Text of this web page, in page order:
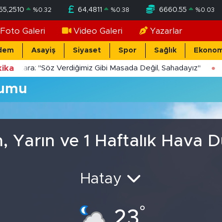
%0.32 64,4811 %0.38 6660.55 %0.03
Foto Galeri Video Galeri Yazarlar
Asayiş Siyaset Spor Sağlık
"Söz Verdiğimiz Gibi Masada Değil, Sahadayız"
Yarın ve 1 Haftalık Hava
Hatay
°